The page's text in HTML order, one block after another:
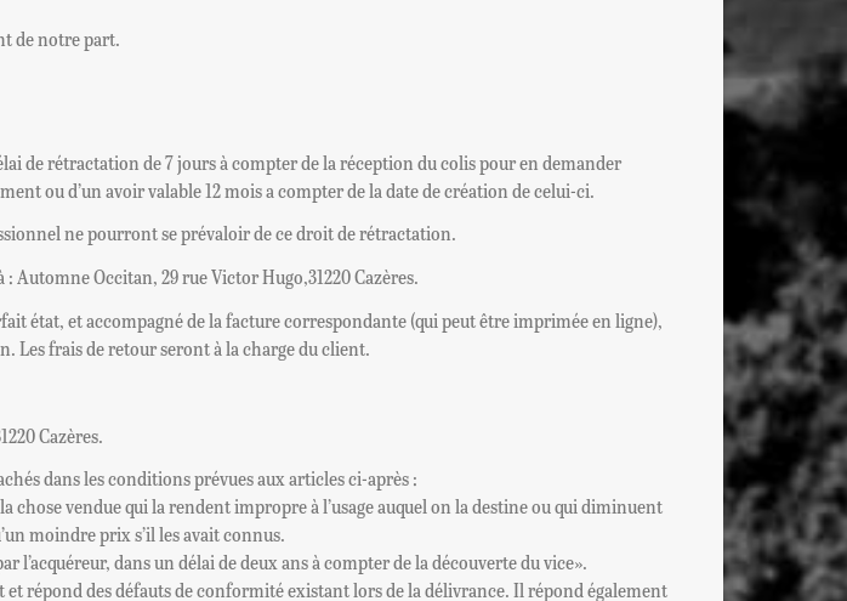
de notre part.
de rétractation de 7 jours à compter de la réception du colis pour en demander
ou d’un avoir valable 12 mois a compter de la date de création de celui-ci.
ne pourront se prévaloir de ce droit de rétractation.
Occitan, 29 rue Victor Hugo,31220 Cazères.
état, et accompagné de la facture correspondante (qui peut être imprimée en ligne),
Les frais de retour seront à la charge du client.
Cazères.
dans les conditions prévues aux articles ci-après :
chose vendue qui la rendent impropre à l’usage auquel on la destine ou qui diminuent
moindre prix s’il les avait connus.
dans un délai de deux ans à compter de la découverte du vice».
répond des défauts de conformité existant lors de la délivrance. Il répond également